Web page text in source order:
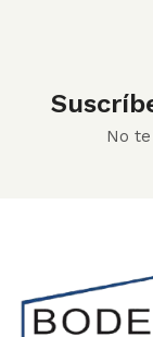
No